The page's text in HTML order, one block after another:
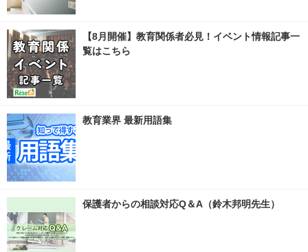
【8月開催】教育関係者必見！イベント情報記事一
覧はこちら
教育業界 最新用語集
保護者からの相談対応Q＆A（鈴木邦明先生）